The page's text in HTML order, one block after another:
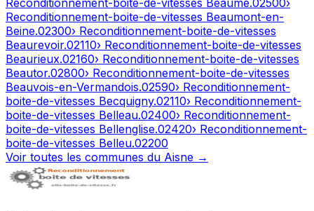
Reconditionnement-boite-de-vitesses Beaumé.02500›
Reconditionnement-boite-de-vitesses Beaumont-en-
Beine.02300› Reconditionnement-boite-de-vitesses
Beaurevoir.02110› Reconditionnement-boite-de-vitesses
Beaurieux.02160› Reconditionnement-boite-de-vitesses
Beautor.02800› Reconditionnement-boite-de-vitesses
Beauvois-en-Vermandois.02590› Reconditionnement-
boite-de-vitesses Becquigny.02110› Reconditionnement-
boite-de-vitesses Belleau.02400› Reconditionnement-
boite-de-vitesses Bellenglise.02420› Reconditionnement-
boite-de-vitesses Belleu.02200
Voir toutes les communes du Aisne →